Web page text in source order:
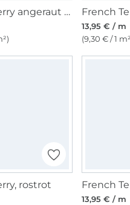
French Terry angeraut Bärenbande, braun French
13,95 € / m
(9,30 € / 1
rostrot French
13,95 € / m